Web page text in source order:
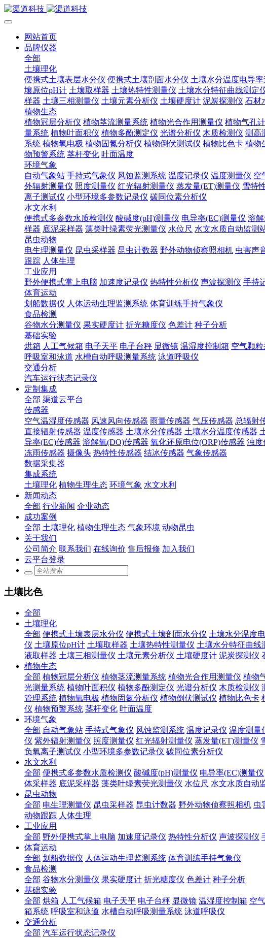
网站首页
品牌仪器
全部
土壤理化
便携式土壤表层水分仪 便携式土壤剖面水分仪 土壤水分温度电导
壤原位pH计 土壤取样器 土壤热特性测量仪 土壤水分特征曲线测定
样器 土壤三相测量仪 土壤元素分析仪 土壤硬度计 泥炭探测仪 石材
植物生态
植物冠层分析仪 植物茎流测量系统 植物光合作用测量仪 植物气孔计
量系统 植物叶面积仪 植物多酚测定仪 光谱分析仪 木质检测仪 测高
系统 植物氧电极 植物固氮分析仪 植物倒伏测试仪 植物比色卡 植物
物预警系统 茎杆变化 叶面温度
环境气象
自动气象站 手持式气象仪 风蚀监测系统 温度记录仪 温度测量仪 空
外辐射测量仪 照度测量仪 红光辐射测量仪 蒸发量(ET)测量仪 雪特
离子测试仪 小型环境多参数记录仪 碳同位素分析仪
水文水利
便携式多参数水质检测仪 酸碱度(pH)测量仪 电导率(EC)测量仪 溶
样器 底泥采样器 藻类叶绿素荧光测量仪 水位尺 水文水质自动监测
昆虫动物
电生理测量仪 昆虫采样器 昆虫计数器 野外动物侦察照相机 虫害声
跟踪 人体生理
工业应用
野外便携式掌上电脑 加速度记录仪 热特性分析仪 声波探测仪 手持
体育运动
划船数据仪 人体运动生理监测系统 体育训练手持气象仪
食品检测
谷物水分测量仪 果实硬度计 折光糖度仪 色差计 种子分析
基础实验
烘箱 人工气候箱 电子天平 电子台秤 显微镜 温湿度控制箱 空气颗
呼吸室和泳道 水槽自动呼吸测量系统 泳道呼吸仪
交通分析
汽车运行状态记录仪
定制集成
全部 渠道云平台
传感器
空气温湿度传感器 风速风向传感器 雨量传感器 气压传感器 总辐射
直接辐射传感器 温度传感器 土壤水分传感器 土壤水分温度传感器
导率(EC)传感器 溶解氧(DO)传感器 氧化还原电位(ORP)传感器 浊度
冻雨传感器 摄像头 热特性传感器 结冰传感器 气象传感器
数据采集器
集成系统
土壤理化 植物生理生态 环境气象 水文水利
新闻动态
全部 行业新闻 企业动态
成功案例
全部 土壤理化 植物生理生态 气象环境 动物昆虫
关于我们
公司简介 联系我们 在线询价 售后报修 加入我们
云平台登录
土壤比色
全部
土壤理化
全部 便携式土壤表层水分仪 便携式土壤剖面水分仪 土壤水分温度
仪 土壤原位pH计 土壤取样器 土壤热特性测量仪 土壤水分特征曲线
液取样器 土壤三相测量仪 土壤元素分析仪 土壤硬度计 泥炭探测仪
植物生态
全部 植物冠层分析仪 植物茎流测量系统 植物光合作用测量仪 植物
光测量系统 植物叶面积仪 植物多酚测定仪 光谱分析仪 木质检测仪
管理系统 植物氧电极 植物固氮分析仪 植物倒伏测试仪 植物比色卡
仪 植物预警系统 茎杆变化 叶面温度
环境气象
全部 自动气象站 手持式气象仪 风蚀监测系统 温度记录仪 温度测量
仪 紫外辐射测量仪 照度测量仪 红光辐射测量仪 蒸发量(ET)测量仪
负氧离子测试仪 小型环境多参数记录仪 碳同位素分析仪
水文水利
全部 便携式多参数水质检测仪 酸碱度(pH)测量仪 电导率(EC)测量仪
体采样器 底泥采样器 藻类叶绿素荧光测量仪 水位尺 水文水质自动
昆虫动物
全部 电生理测量仪 昆虫采样器 昆虫计数器 野外动物侦察照相机 虫
动物跟踪 人体生理
工业应用
全部 野外便携式掌上电脑 加速度记录仪 热特性分析仪 声波探测仪
体育运动
全部 划船数据仪 人体运动生理监测系统 体育训练手持气象仪
食品检测
全部 谷物水分测量仪 果实硬度计 折光糖度仪 色差计 种子分析
基础实验
全部 烘箱 人工气候箱 电子天平 电子台秤 显微镜 温湿度控制箱 空
箱系统 呼吸室和泳道 水槽自动呼吸测量系统 泳道呼吸仪
交通分析
全部 汽车运行状态记录仪